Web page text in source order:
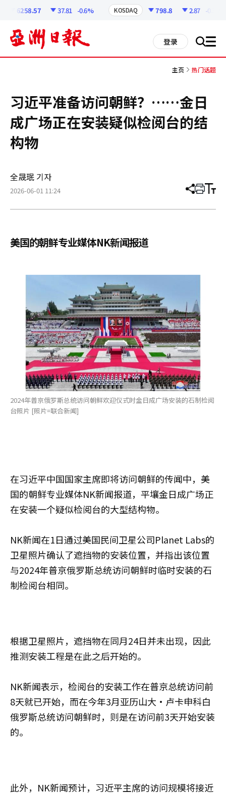
6258.57 37.81 -0.6% KOSDAQ 798.8 2.87 -0.36%
登录 搜 all
主页 热门话题
习近平准备访问朝鲜？……金日
成广场正在安装疑似检阅台的结
构物
全晟珉 기자
2026-06-01 11:24 分
章
打 调
小
美国的朝鲜专业媒体NK新闻报道
2024年普京俄罗斯总统访问朝鲜欢迎仪式时金日成广场安装的石制检阅
台照片 [照片=联合新闻]
在习近平中国国家主席即将访问朝鲜的传闻中，美
国的朝鲜专业媒体NK新闻报道，平壤金日成广场正
在安装一个疑似检阅台的大型结构物。
NK新闻在1日通过美国民间卫星公司Planet Labs的
卫星照片确认了遮挡物的安装位置，并指出该位置
与2024年普京俄罗斯总统访问朝鲜时临时安装的石
制检阅台相同。
根据卫星照片，遮挡物在同月24日并未出现，因此
推测安装工程是在此之后开始的。
NK新闻表示，检阅台的安装工作在普京总统访问前
8天就已开始，而在今年3月亚历山大·卢卡申科白
俄罗斯总统访问朝鲜时，则是在访问前3天开始安装
的。
此外，NK新闻预计，习近平主席的访问规模将接近